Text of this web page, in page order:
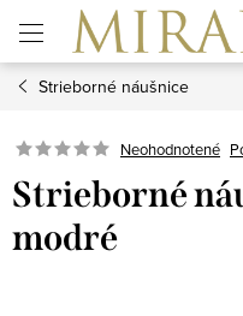
obsah
Strieborné náušnice
Neohodnotené
Strieborné
modré